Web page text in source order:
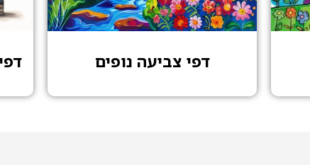
דפי צביעה נופים